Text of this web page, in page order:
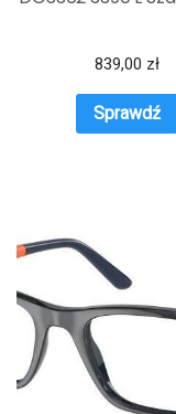
839,00 zł
Sprawdź